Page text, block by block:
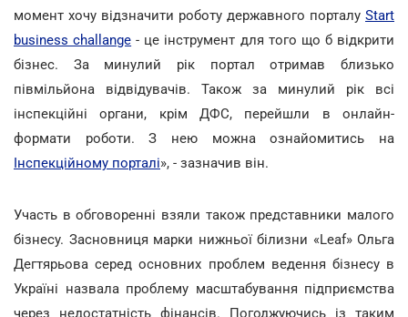
момент хочу відзначити роботу державного порталу Start
business challange - це інструмент для того що б відкрити
бізнес. За минулий рік портал отримав близько
півмільйона відвідувачів. Також за минулий рік всі
інспекційні органи, крім ДФС, перейшли в онлайн-
формати роботи. З нею можна ознайомитись на
Інспекційному порталі», - зазначив він.
Участь в обговоренні взяли також представники малого
бізнесу. Засновниця марки нижньої білизни «Leaf» Ольга
Дегтярьова серед основних проблем ведення бізнесу в
Україні назвала проблему масштабування підприємства
через недостатність фінансів. Погоджуючись із таким